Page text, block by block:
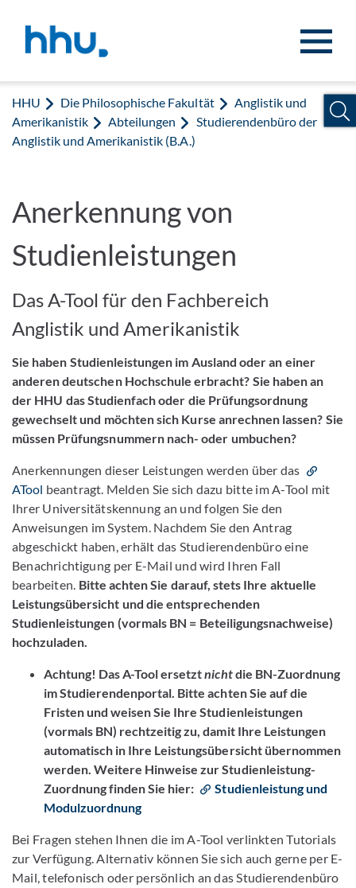
HHU Die Philosophische Fakultät
Anglistik und
Amerikanistik
Abteilungen
Studierendenbüro der
Anglistik und Amerikanistik (B.A.)
Anerkennung von
Studienleistungen
Das A-Tool für den Fachbereich
Anglistik und Amerikanistik
Sie haben Studienleistungen im Ausland oder an einer
anderen deutschen Hochschule erbracht? Sie haben an
der HHU das Studienfach oder die Prüfungsordnung
gewechselt und möchten sich Kurse anrechnen lassen? Sie
müssen Prüfungsnummern nach- oder umbuchen?
Anerkennungen dieser Leistungen werden über das
ATool beantragt. Melden Sie sich dazu bitte im A-Tool mit
Ihrer Universitätskennung an und folgen Sie den
Anweisungen im System. Nachdem Sie den Antrag
abgeschickt haben, erhält das Studierendenbüro eine
Benachrichtigung per E-Mail und wird Ihren Fall
bearbeiten. Bitte achten Sie darauf, stets Ihre aktuelle
Leistungsübersicht und die entsprechenden
Studienleistungen (vormals BN = Beteiligungsnachweise)
hochzuladen.
Achtung! Das A-Tool ersetztnichtdie BN-Zuordnung
im Studierendenportal. Bitte achten Sie auf die
Fristen und weisen Sie Ihre Studienleistungen
(vormals BN) rechtzeitig zu, damit Ihre Leistungen
automatisch in Ihre Leistungsübersicht übernommen
werden. Weitere Hinweise zur Studienleistung-
Zuordnung finden Sie hier:
Studienleistung und
Modulzuordnung
Bei Fragen stehen Ihnen die im A-Tool verlinkten Tutorials
zur Verfügung. Alternativ können Sie sich auch gerne per E-
Mail, telefonisch oder persönlich an das Studierendenbüro